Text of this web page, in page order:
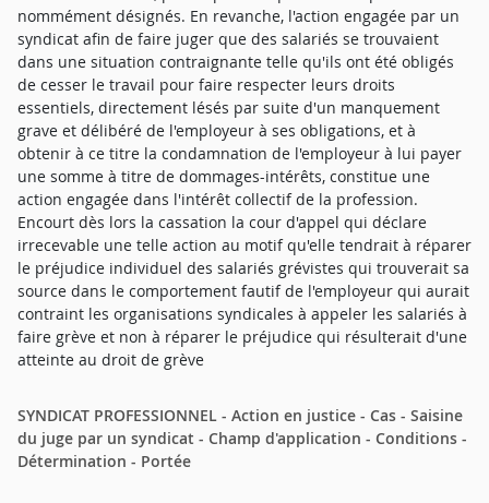
nommément désignés. En revanche, l'action engagée par un
syndicat afin de faire juger que des salariés se trouvaient
dans une situation contraignante telle qu'ils ont été obligés
de cesser le travail pour faire respecter leurs droits
essentiels, directement lésés par suite d'un manquement
grave et délibéré de l'employeur à ses obligations, et à
obtenir à ce titre la condamnation de l'employeur à lui payer
une somme à titre de dommages-intérêts, constitue une
action engagée dans l'intérêt collectif de la profession.
Encourt dès lors la cassation la cour d'appel qui déclare
irrecevable une telle action au motif qu'elle tendrait à réparer
le préjudice individuel des salariés grévistes qui trouverait sa
source dans le comportement fautif de l'employeur qui aurait
contraint les organisations syndicales à appeler les salariés à
faire grève et non à réparer le préjudice qui résulterait d'une
atteinte au droit de grève
SYNDICAT PROFESSIONNEL - Action en justice - Cas - Saisine
du juge par un syndicat - Champ d'application - Conditions -
Détermination - Portée